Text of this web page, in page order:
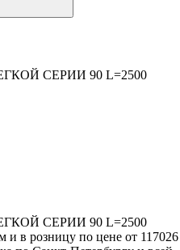
СЕРИИ 90 L=2500
СЕРИИ 90 L=2500
в розницу по цене от 117026